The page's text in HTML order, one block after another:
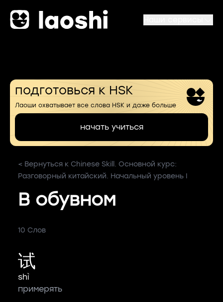
подготовься к HSK
Лаоши охватывает все слова HSK и даже больше
начать учиться
< Вернуться к Chinese Skill. Основной курс:
Разговорный китайский. Начальный уровень I
В обувном
10 Слов
试
shì
примерять